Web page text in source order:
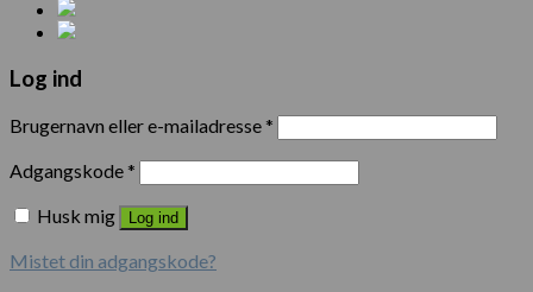
Log ind
Brugernavn eller e-mailadresse*
Adgangskode*
Husk mig
Log ind
Mistet din adgangskode?